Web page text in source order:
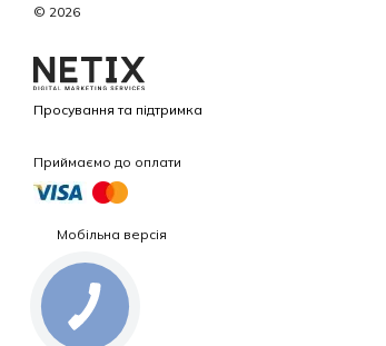
© 2026
Просування та підтримка
Приймаємо до оплати
Мобільна версія